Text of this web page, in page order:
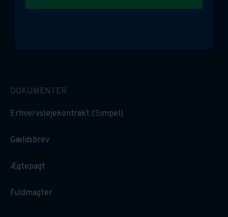
DOKUMENTER
Erhvervslejekontrakt (Simpel)
Gældsbrev
Ægtepagt
Fuldmagter